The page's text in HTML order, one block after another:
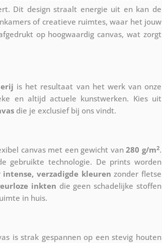
Dit design straalt energie uit en kan de
of creatieve ruimtes, waar het jouw
op hoogwaardig canvas, wat zorgt
is het resultaat van het werk van onze
en altijd actuele kunstwerken. Kies uit
die je exclusief bij ons vindt.
canvas met een gewicht van280 g/m2.
technologie. De prints worden
intense, verzadigde kleuren zonder fletse
inkten die geen schadelijke stoffen
in huis.
is strak gespannen op een stevig houten